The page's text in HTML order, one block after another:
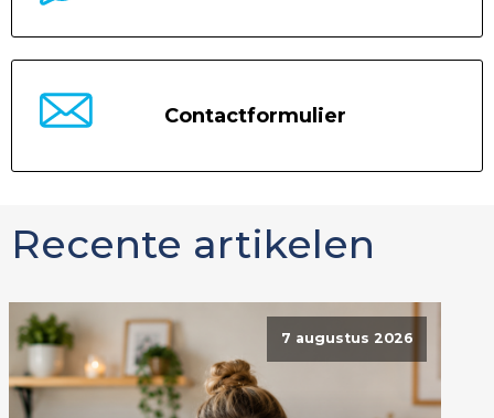
Contactformulier
Recente artikelen
7 augustus 2026